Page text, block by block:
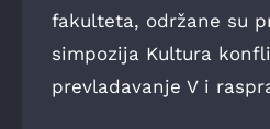
fakulteta, održane su
simpozija Kultura
prevladavanje V i